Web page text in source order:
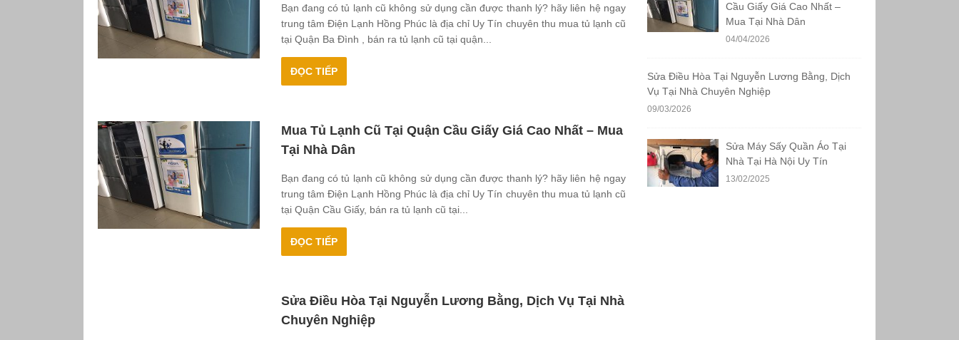
Bạn đang có tủ lạnh cũ không sử dụng cần được thanh lý? hãy liên hệ ngay
trung tâm Điện Lạnh Hồng Phúc là địa chỉ Uy Tín chuyên thu mua tủ lạnh cũ
tại Quận Ba Đình , bán ra tủ lạnh cũ tại quận...
ĐỌC TIẾP
Mua Tủ Lạnh Cũ Tại Quận Cầu Giấy Giá Cao Nhất – Mua
Tại Nhà Dân
Bạn đang có tủ lạnh cũ không sử dụng cần được thanh lý? hãy liên hệ ngay
trung tâm Điện Lạnh Hồng Phúc là địa chỉ Uy Tín chuyên thu mua tủ lạnh cũ
tại Quận Cầu Giấy, bán ra tủ lạnh cũ tại...
ĐỌC TIẾP
Sửa Điều Hòa Tại Nguyễn Lương Bằng, Dịch Vụ Tại Nhà
Chuyên Nghiệp
Cầu Giấy Giá Cao Nhất –
Mua Tại Nhà Dân
04/04/2026
Sửa Điều Hòa Tại Nguyễn Lương Bằng, Dịch
Vụ Tại Nhà Chuyên Nghiệp
09/03/2026
Sửa Máy Sấy Quần Áo Tại
Nhà Tại Hà Nội Uy Tín
13/02/2025